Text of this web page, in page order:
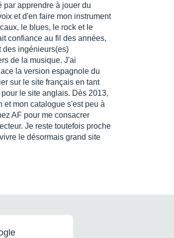
apprendre à jouer du
et d'en faire mon instrument
le blues, le rock et le
confiance au fil des années,
des ingénieurs(es)
de la musique. J'ai
la version espagnole du
sur le site français en tant
le site anglais. Dès 2013,
et mon catalogue s'est peu à
AF pour me consacrer
Je reste toutefois proche
le désormais grand site